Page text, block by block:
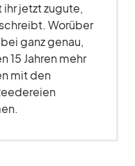
jetzt zugute,
Worüber
ganz genau,
15 Jahren mehr
mit den